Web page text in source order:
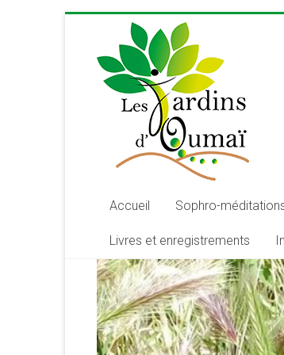
content
Les
Jardins
d'Oumaï
d'épanouissement
de
conscience
et
de
développement
de
la
Accueil Sophro-
Livres et enregistrements